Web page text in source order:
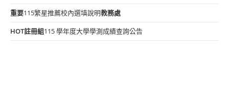
重要115繁星推薦校內選填說明教務處
HOT註冊組115 學年度大學學測成績查詢公告